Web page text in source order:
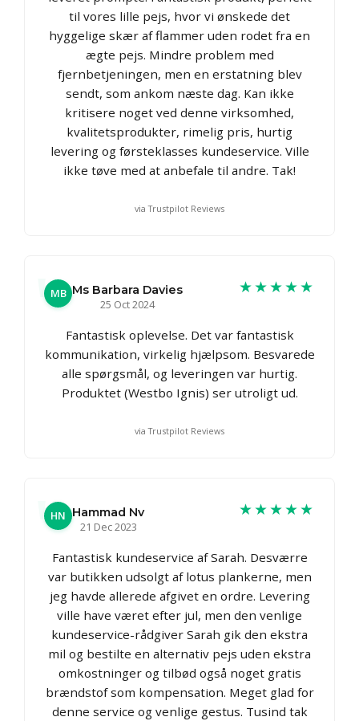
til vores lille pejs, hvor vi ønskede det
hyggelige skær af flammer uden rodet fra en
ægte pejs. Mindre problem med
fjernbetjeningen, men en erstatning blev
sendt, som ankom næste dag. Kan ikke
kritisere noget ved denne virksomhed,
kvalitetsprodukter, rimelig pris, hurtig
levering og førsteklasses kundeservice. Ville
ikke tøve med at anbefale til andre. Tak!
via Trustpilot Reviews
MB Ms Barbara Davies
25 Oct 2024
★★★★★
Fantastisk oplevelse. Det var fantastisk
kommunikation, virkelig hjælpsom. Besvarede
alle spørgsmål, og leveringen var hurtig.
Produktet (Westbo Ignis) ser utroligt ud.
via Trustpilot Reviews
HN Hammad Nv
21 Dec 2023
★★★★★
Fantastisk kundeservice af Sarah. Desværre
var butikken udsolgt af lotus plankerne, men
jeg havde allerede afgivet en ordre. Levering
ville have været efter jul, men den venlige
kundeservice-rådgiver Sarah gik den ekstra
mil og bestilte en alternativ pejs uden ekstra
omkostninger og tilbød også noget gratis
brændstof som kompensation. Meget glad for
denne service og venlige gestus. Tusind tak